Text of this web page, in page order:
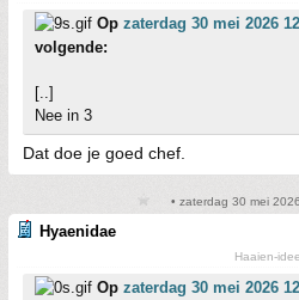
Op zaterdag 30 mei 2026
volgende:
[..]
Nee in 3
Dat doe je goed chef.
• zaterdag 30 mei
Hyaenidae
Haaien-idee
Op zaterdag 30 mei 2026